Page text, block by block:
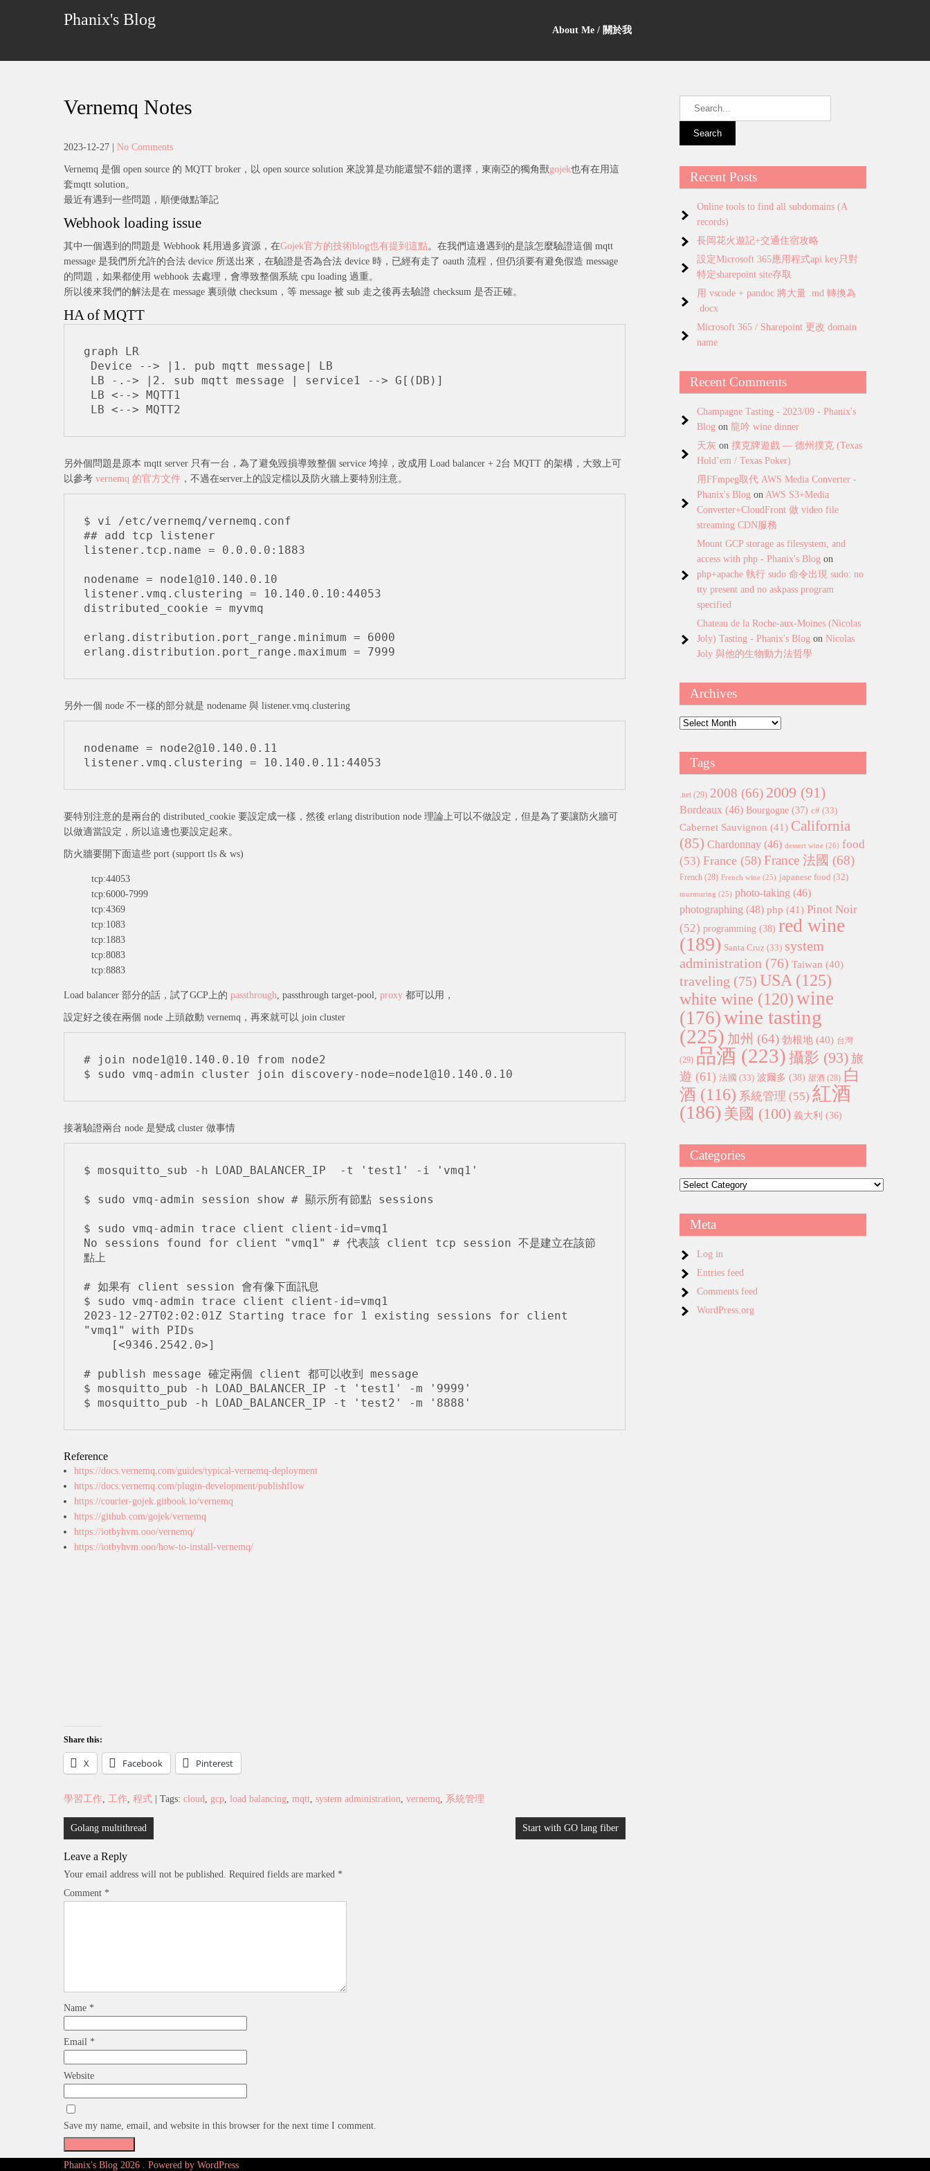
Phanix's Blog
About Me / 關於我
Vernemq Notes
2023-12-27 No Comments
Vernemq 是個 open source 的 MQTT broker，以 open source solution 來說算是功能還蠻不錯的選擇，東南亞的獨角獸gojek也有在用這
套mqtt solution。
最近有遇到一些問題，順便做點筆記
Webhook loading issue
其中一個遇到的問題是 Webhook 耗用過多資源，在Gojek官方的技術blog也有提到這點。在我們這邊遇到的是該怎麼驗證這個 mqtt
message 是我們所允許的合法 device 所送出來，在驗證是否為合法 device 時，已經有走了 oauth 流程，但仍須要有避免假造 message
的問題，如果都使用 webhook 去處理，會導致整個系統 cpu loading 過重。
所以後來我們的解法是在 message 裏頭做 checksum，等 message 被 sub 走之後再去驗證 checksum 是否正確。
HA of MQTT
graph LR
另外個問題是原本 mqtt server 只有一台，為了避免毀損導致整個 service 垮掉，改成用 Load balancer + 2台 MQTT 的架構，大致上可
以參考 vernemq 的官方文件 ，不過在server上的設定檔以及防火牆上要特別注意。
$ vi /etc/vernemq/vernemq.conf
## add tcp listener
listener.tcp.name = 0.0.0.0:1883
nodename = node1@10.140.0.10
listener.vmq.clustering = 10.140.0.10:44053
distributed_cookie = myvmq
erlang.distribution.port_range.minimum = 6000
另外一個 node 不一樣的部分就是 nodename 與 listener.vmq.clustering
nodename = node2@10.140.0.11
要特別注意的是兩台的 distributed_cookie 要設定成一樣，然後 erlang distribution node 理論上可以不做設定，但是為了要讓防火牆可
以做適當設定，所以這邊也要設定起來。
防火牆要開下面這些 port (support tls & ws)
tcp:44053
tcp:6000-7999
tcp:4369
tcp:1083
tcp:1883
tcp:8083
tcp:8883
Load balancer 部分的話，試了GCP上的 passthrough, passthrough target-pool, proxy 都可以用，
設定好之後在兩個 node 上頭啟動 vernemq，再來就可以 join cluster
# join node1@10.140.0.10 from node2
$ sudo vmq-admin cluster join discovery-node=node1@10.140.0.10
接著驗證兩台 node 是變成 cluster 做事情
$ mosquitto_sub -h LOAD_BALANCER_IP  -t 'test1' -i 'vmq1'
$ sudo vmq-admin session show # 顯示所有節點 sessions
$ sudo vmq-admin trace client client-id=vmq1
No sessions found for client "vmq1" # 代表該 client tcp session 不是建立在該節
點上
# 如果有 client session 會有像下面訊息
$ sudo vmq-admin trace client client-id=vmq1
2023-12-27T02:02:01Z Starting trace for 1 existing sessions for client
"vmq1" with PIDs
# publish message 確定兩個 client 都可以收到 message
$ mosquitto_pub -h LOAD_BALANCER_IP -t 'test1' -m '9999'
Reference
https://docs.vernemq.com/guides/typical-vernemq-deployment
https://docs.vernemq.com/plugin-development/publishflow
https://courier-gojek.gitbook.io/vernemq
https://github.com/gojek/vernemq
https://iotbyhvm.ooo/vernemq/
https://iotbyhvm.ooo/how-to-install-vernemq/
Share this:
X Facebook Pinterest
學習工作, 工作, 程式 | Tags: cloud, gcp, load balancing, mqtt, system administration, vernemq, 系統管理
Post
navigation
Golang multithread Start with GO lang fiber
Leave a Reply
Your email address will not be published. Required fields are marked *
Comment *
Name *
Email *
Website
Save my name, email, and website in this browser for the next time I comment.
Recent Posts
Online tools to find all subdomains (A
records)
長岡花火遊記+交通住宿攻略
設定Microsoft 365應用程式api key只對
特定sharepoint site存取
用 vscode + pandoc 將大量 .md 轉換為
.docx
Microsoft 365 / Sharepoint 更改 domain
name
Recent Comments
Champagne Tasting - 2023/09 - Phanix's
Blog on 龍吟 wine dinner
天灰 on 撲克牌遊戲 — 德州撲克 (Texas
Hold’em / Texas Poker)
用FFmpeg取代 AWS Media Converter -
Phanix's Blog on AWS S3+Media
Converter+CloudFront 做 video file
streaming CDN服務
Mount GCP storage as filesystem, and
access with php - Phanix's Blog on
php+apache 執行 sudo 命令出現 sudo: no
tty present and no askpass program
specified
Chateau de la Roche-aux-Moines (Nicolas
Joly) Tasting - Phanix's Blog on Nicolas
Joly 與他的生物動力法哲學
Archives
Archives
Tags
.net (29) 2008 (66) 2009 (91)
Bordeaux (46) Bourgogne (37) c# (33)
Cabernet Sauvignon (41) California
(85) Chardonnay (46) dessert wine (26) food
(53) France (58) France 法國 (68)
French (28) French wine (25) japanese food (32)
murmuring (25) photo-taking (46)
photographing (48) php (41) Pinot Noir
(52) programming (38) red wine
(189) Santa Cruz (33) system
administration (76) Taiwan (40)
traveling (75) USA (125)
white wine (120)wine
(176)wine tasting
(225) 加州 (64) 勃根地 (40) 台灣
(29) 品酒 (223) 攝影 (93) 旅
遊 (61) 法國 (33) 波爾多 (38) 甜酒 (28) 白
酒 (116) 系統管理 (55) 紅酒
(186) 美國 (100) 義大利 (36)
Categories
Categories
Meta
Log in
Entries feed
Comments feed
WordPress.org
Phanix's Blog 2026 . Powered by WordPress